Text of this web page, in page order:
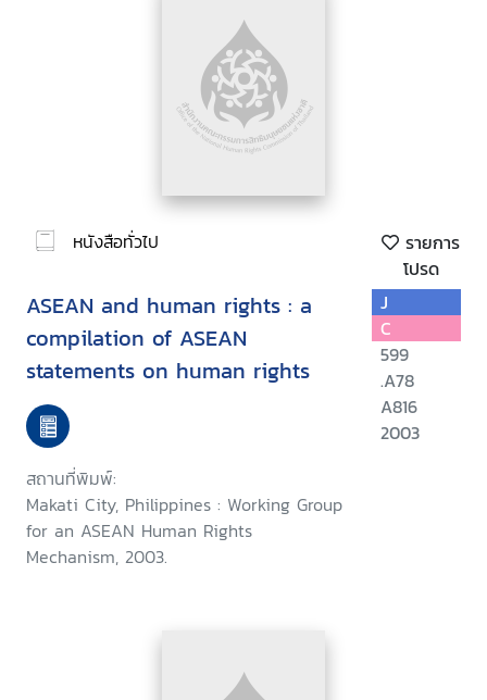
หนังสือทั่วไป
รายการ
โปรด
ASEAN and human rights : a
compilation of ASEAN
statements on human rights
สถานที่พิมพ์:
Makati City, Philippines : Working Group
for an ASEAN Human Rights
Mechanism, 2003.
J
C
599
.A78
A816
2003